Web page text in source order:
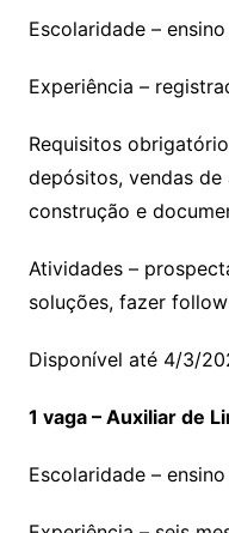
Escolaridade –
Experiência –
Requisitos
depósitos, vendas
construção e
Atividades –
soluções, fazer
Disponível até 4/3/
1 vaga – Auxiliar de
Escolaridade –